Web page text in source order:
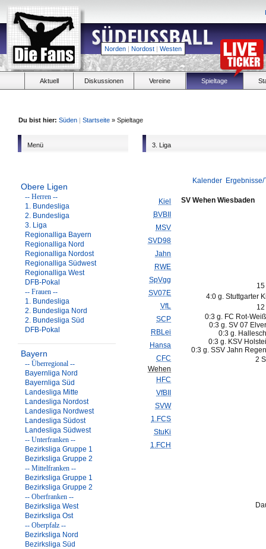
Norden | Nordost | Westen
Aktuell Diskussionen Vereine Spieltage
Du bist hier: Süden | Startseite » Spieltage
Menü
Obere Ligen
-- Herren --
1. Bundesliga
2. Bundesliga
3. Liga
Regionalliga Bayern
Regionalliga Nord
Regionalliga Nordost
Regionalliga Südwest
Regionalliga West
DFB-Pokal
-- Frauen --
1. Bundesliga
2. Bundesliga Nord
2. Bundesliga Süd
DFB-Pokal
Bayern
-- Überregional --
Bayernliga Nord
Bayernliga Süd
Landesliga Mitte
Landesliga Nordost
Landesliga Nordwest
Landesliga Südost
Landesliga Südwest
-- Unterfranken --
Bezirksliga Gruppe 1
Bezirksliga Gruppe 2
-- Mittelfranken --
Bezirksliga Gruppe 1
Bezirksliga Gruppe 2
-- Oberfranken --
Bezirksliga West
Bezirksliga Ost
-- Oberpfalz --
Bezirksliga Nord
Bezirksliga Süd
3. Liga
Kalender
Kiel
BVBII
MSV
SVD98
Jahn
RWE
SpVgg
SV07E
VfL
SCP
RBLei
Hansa
CFC
Wehen
HFC
VfBII
SVW
1.FCS
StuKi
1.FCH
SV Wehen Wiesbaden
4:0 g. Stuttgarter
0:3 g. FC Rot-
0:3 g. SV 07
0:3 g.
0:3 g. KSV
0:3 g. SSV Jahn
2